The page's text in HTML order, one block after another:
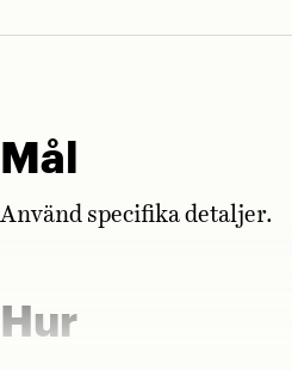
Mål
Använd specifika detaljer.
Hur